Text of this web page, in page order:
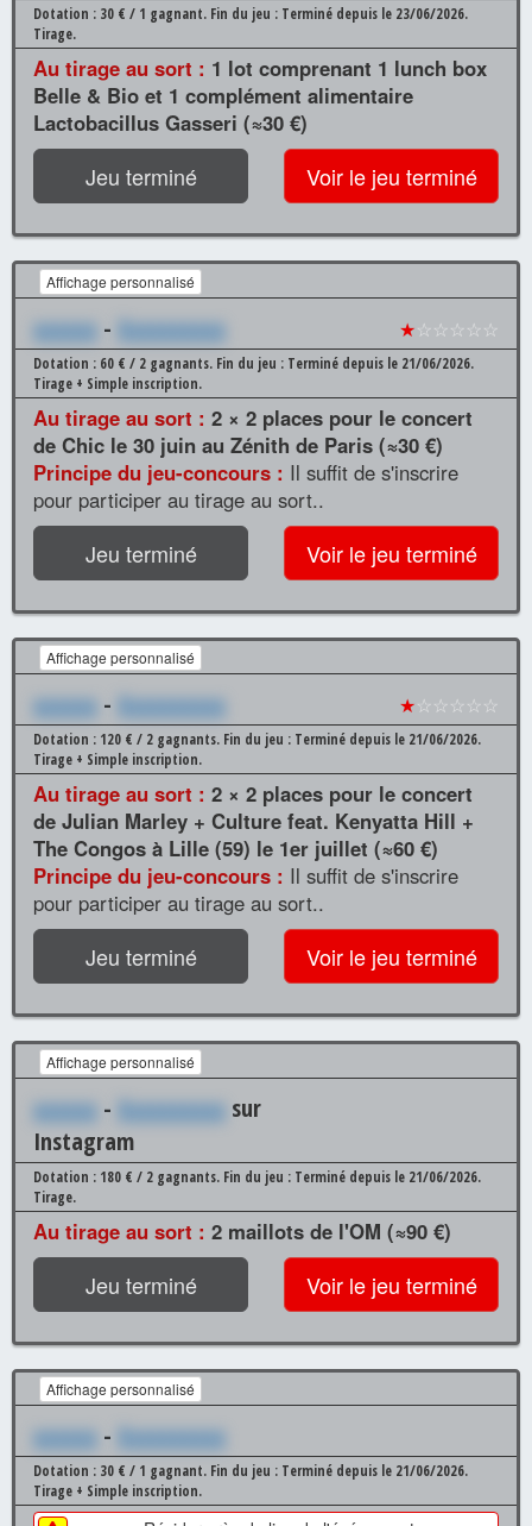
Dotation : 30 € / 1 gagnant. Fin du jeu : Terminé depuis le 23/06/2026.
Tirage.
Au tirage au sort : 1 lot comprenant 1 lunch box
Belle & Bio et 1 complément alimentaire
Lactobacillus Gasseri (≈30 €)
Jeu terminé Voir le jeu terminé
Affichage personnalisé
xxxxxx - Xxxxxxxxxx ★☆☆☆☆☆
Dotation : 60 € / 2 gagnants. Fin du jeu : Terminé depuis le 21/06/2026.
Tirage + Simple inscription.
Au tirage au sort : 2 × 2 places pour le concert
de Chic le 30 juin au Zénith de Paris (≈30 €)
Principe du jeu-concours : Il suffit de s'inscrire
pour participer au tirage au sort..
Jeu terminé Voir le jeu terminé
Affichage personnalisé
xxxxxx - Xxxxxxxxxx ★☆☆☆☆☆
Dotation : 120 € / 2 gagnants. Fin du jeu : Terminé depuis le 21/06/2026.
Tirage + Simple inscription.
Au tirage au sort : 2 × 2 places pour le concert
de Julian Marley + Culture feat. Kenyatta Hill +
The Congos à Lille (59) le 1er juillet (≈60 €)
Principe du jeu-concours : Il suffit de s'inscrire
pour participer au tirage au sort..
Jeu terminé Voir le jeu terminé
Affichage personnalisé
xxxxxx - Xxxxxxxxxx sur
Instagram
Dotation : 180 € / 2 gagnants. Fin du jeu : Terminé depuis le 21/06/2026.
Tirage.
Au tirage au sort : 2 maillots de l'OM (≈90 €)
Jeu terminé Voir le jeu terminé
Affichage personnalisé
xxxxxx - Xxxxxxxxxx
Dotation : 30 € / 1 gagnant. Fin du jeu : Terminé depuis le 21/06/2026.
Tirage + Simple inscription.